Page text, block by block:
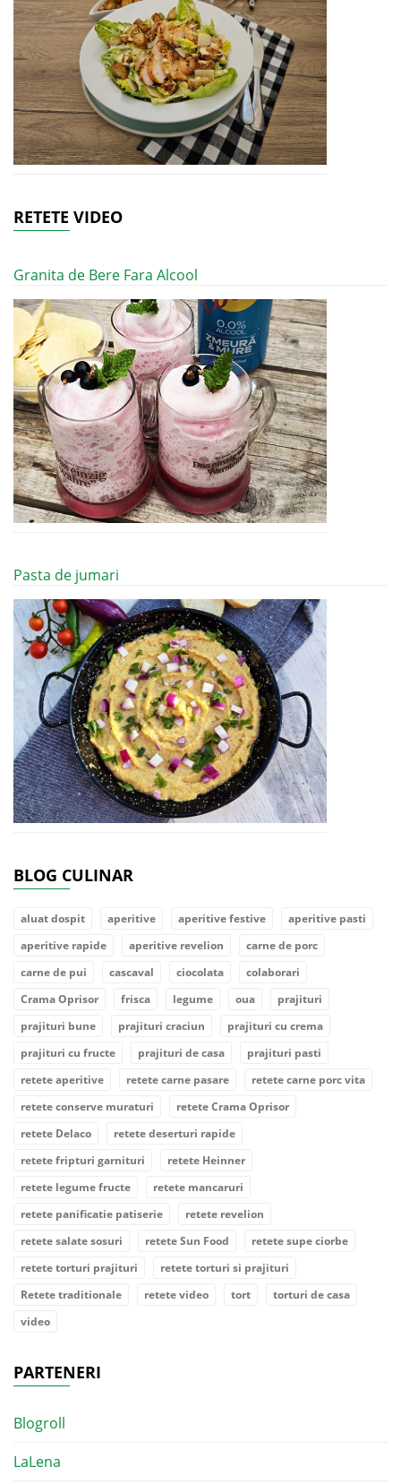
RETETE VIDEO
Granita de Bere Fara Alcool
Pasta de jumari
BLOG CULINAR
aluat dospit aperitive aperitive festive
aperitive pasti
aperitive rapide
aperitive revelion
carne de porc
carne de pui
cascaval ciocolata
colaborari
Crama Oprisor
frisca legume oua
prajituri
prajituri bune
prajituri craciun
prajituri cu crema
prajituri cu fructe
prajituri de casa
prajituri pasti
retete aperitive
retete carne pasare
retete carne porc vita
retete conserve muraturi
retete Crama Oprisor
retete Delaco
retete deserturi rapide
retete fripturi garnituri
retete Heinner
retete legume fructe
retete mancaruri
retete panificatie patiserie
retete revelion
retete salate sosuri
retete Sun Food
retete supe ciorbe
retete torturi prajituri
retete torturi si prajituri
Retete traditionale
retete video tort
torturi de casa
video
PARTENERI
Blogroll
LaLena